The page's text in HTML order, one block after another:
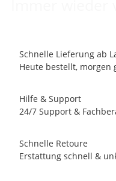
Schnelle Lieferung ab
Heute bestellt, morgen
Hilfe & Support
24/7 Support &
Schnelle Retoure
Erstattung schnell &